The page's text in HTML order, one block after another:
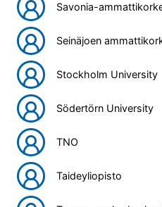
Savonia-
Seinäjoen
Stockholm University
Södertörn University
TNO
Taideyliopisto